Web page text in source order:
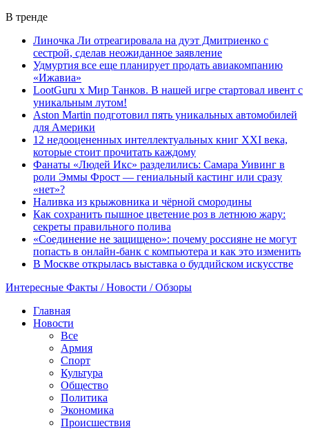
В тренде
Линочка Ли отреагировала на дуэт Дмитриенко с
сестрой, сделав неожиданное заявление
Удмуртия все еще планирует продать авиакомпанию
«Ижавиа»
LootGuru x Мир Танков. В нашей игре стартовал ивент с
уникальным лутом!
Aston Martin подготовил пять уникальных автомобилей
для Америки
12 недооцененных интеллектуальных книг XXI века,
которые стоит прочитать каждому
Фанаты «Людей Икс» разделились: Самара Уивинг в
роли Эммы Фрост — гениальный кастинг или сразу
«нет»?
Наливка из крыжовника и чёрной смородины
Как сохранить пышное цветение роз в летнюю жару:
секреты правильного полива
«Соединение не защищено»: почему россияне не могут
попасть в онлайн-банк с компьютера и как это изменить
В Москве открылась выставка о буддийском искусстве
Интересные Факты / Новости / Обзоры
Главная
Новости
Все
Армия
Спорт
Культура
Общество
Политика
Экономика
Происшествия